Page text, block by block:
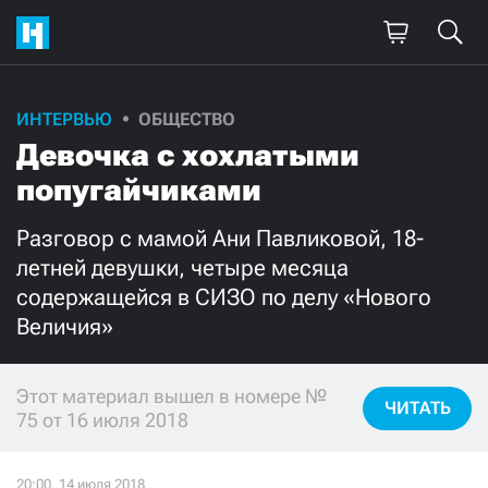
ИНТЕРВЬЮ ОБЩЕСТВО
Девочка с хохлатыми
попугайчиками
Разговор с мамой Ани Павликовой, 18-
летней девушки, четыре месяца
содержащейся в СИЗО по делу «Нового
Величия»
Этот материал вышел в номере №
75 от 16 июля 2018
ЧИТАТЬ
Поддержите
нашу работу!
Ежемесячно
3000 1000
500